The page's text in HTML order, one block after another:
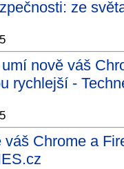
ze
nově váš
rychlejší -
váš Chrome a